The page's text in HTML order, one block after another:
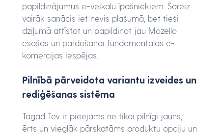
papildinājumus e-veikalu īpašniekiem. Šoreiz
vairāk sanācis iet nevis plašumā, bet tieši
dziļumā attīstot un papildinot jau Mozello
esošas un pārdošanai fundementālas e-
komercijas iespējas.
Pilnībā pārveidota variantu izveides un
rediģēšanas sistēma
Tagad Tev ir pieejams ne tikai pilnīgi jauns,
ērts un vieglāk pārskatāms produktu opciju un